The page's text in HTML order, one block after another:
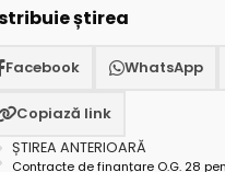
știrea
Facebook WhatsApp
Copiază link
ȘTIREA ANTERIOARĂ